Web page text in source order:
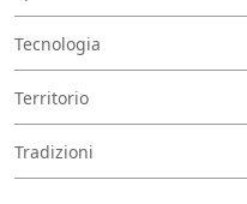
Tecnologia
Territorio
Tradizioni